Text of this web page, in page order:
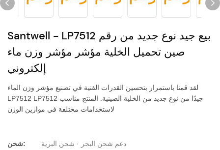
Santwell - LP7512 بيع جيد نوع جديد من رقم
صين تحميل الخلية مؤشر مؤشر وزن ماء
إلكتروني
لقد قمنا باستمرار بتحسين القدرات الفنية في تصنيع مؤشر وزن الماء
LP7512 LP7512 جيدًا من نوع جديد من الخلية الصينية. المنتج مناسب
لاستخدامات مختلفة في موازين الوزن
شحن:
دعم شحن البحر · شحن البرية